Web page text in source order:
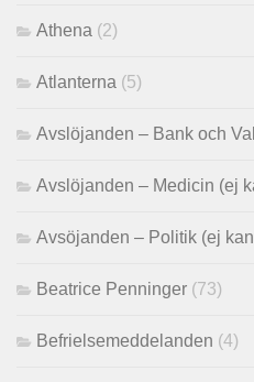
Athena (2)
Atlanterna (5)
Avslöjanden – Bank och
Avslöjanden – Medicin (ej
Avsöjanden – Politik (ej
Beatrice Penninger (73)
Befrielsemeddelanden (4)